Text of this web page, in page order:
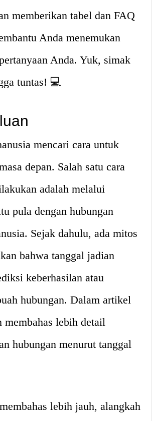
memberikan tabel dan FAQ
Anda menemukan
Anda. Yuk, simak
tuntas! 💻
mencari cara untuk
depan. Salah satu cara
adalah melalui
pula dengan hubungan
Sejak dahulu, ada mitos
bahwa tanggal jadian
keberhasilan atau
hubungan. Dalam artikel
lebih detail
hubungan menurut tanggal
lebih jauh, alangkah